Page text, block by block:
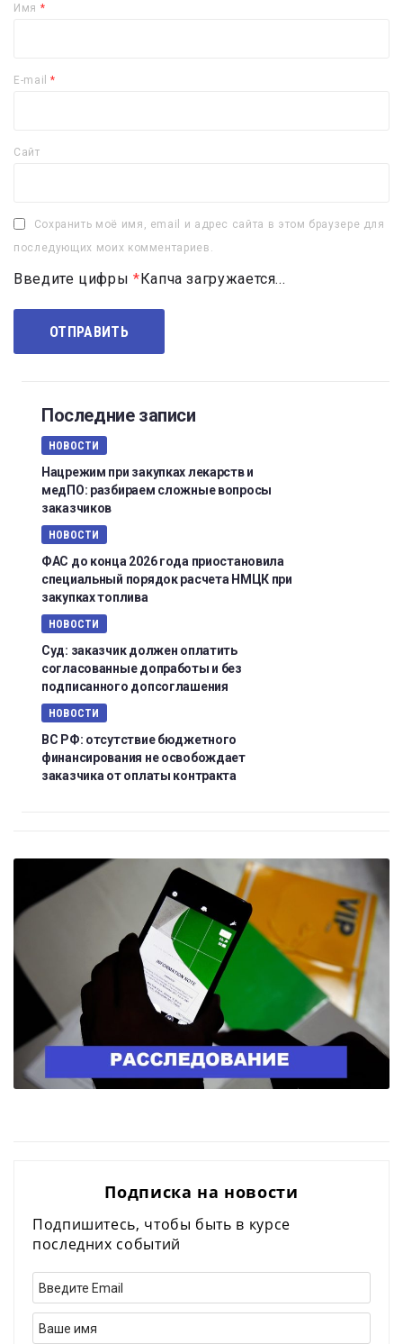
Имя *
E-mail*
Сайт
Сохранить моё имя, email и адрес сайта в этом браузере для
последующих моих комментариев.
Введите цифры *Капча загружается...
Последние записи
НОВОСТИ
Нацрежим при закупках лекарств и
медПО: разбираем сложные вопросы
заказчиков
НОВОСТИ
ФАС до конца 2026 года приостановила
специальный порядок расчета НМЦК при
закупках топлива
НОВОСТИ
Суд: заказчик должен оплатить
согласованные допработы и без
подписанного допсоглашения
НОВОСТИ
ВС РФ: отсутствие бюджетного
финансирования не освобождает
заказчика от оплаты контракта
Подписка на новости
Подпишитесь, чтобы быть в курсе
последних событий